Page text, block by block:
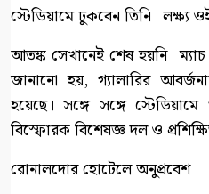
স্টেডিয়ামে ঢুকবেন তিনি। লক্ষ্য
আতঙ্ক সেখানেই শেষ হয়নি।
জানানো হয়, গ্যালারির
হয়েছে। সঙ্গে সঙ্গে
বিস্ফোরক বিশেষজ্ঞ দল ও
রোনালদোর হোটেলে অনুপ্রবেশ